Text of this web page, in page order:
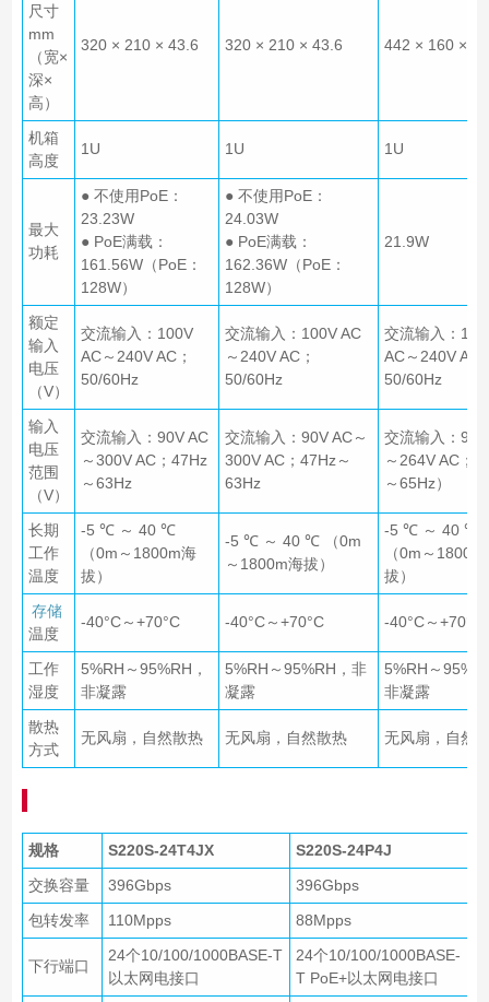
尺寸
mm
（宽×
深×
高）
320 × 210 × 43.6 320 × 210 × 43.6 442 × 160 ×
机箱
高度
1U 1U 1U
最大
功耗
● 不使用PoE：
23.23W
● PoE满载：
161.56W（PoE：
128W）
● 不使用PoE：
24.03W
● PoE满载：
162.36W（PoE：
128W）
21.9W
额定
输入
电压
（V）
交流输入：100V
AC～240V AC；
50/60Hz
交流输入：100V AC
～240V AC；
50/60Hz
交流输入：
AC～240V AC
50/60Hz
输入
电压
范围
（V）
交流输入：90V AC
～300V AC；47Hz
～63Hz
交流输入：90V AC～
300V AC；47Hz～
63Hz
交流输入：
～264V AC；
～65Hz）
长期
工作
温度
-5 ℃ ～ 40 ℃
（0m～1800m海
拔）
-5 ℃ ～ 40 ℃ （0m
～1800m海拔）
-5 ℃ ～ 40 ℃
（0m～1800m
拔）
存储
温度
-40°C～+70°C -40°C～+70°C -40°C～+70°C
工作
湿度
5%RH～95%RH，
非凝露
5%RH～95%RH，非
凝露
5%RH～
非凝露
散热
方式
无风扇，自然散热 无风扇，自然散热 无风扇，自然
规格 S220S-24T4JX
S220S-24P4J
交换容量
396Gbps
396Gbps
包转发率
110Mpps 88Mpps
下行端口
24个10/100/1000BASE-T
以太网电接口
24个10/100/1000BASE-
T PoE+以太网电接口